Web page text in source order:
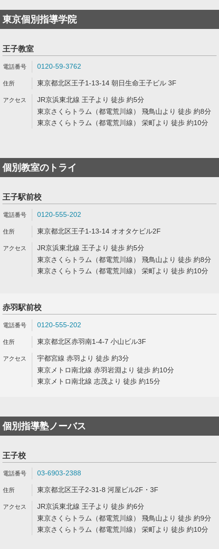
東京個別指導学院
王子教室
0120-59-3762
東京都北区王子1-13-14 朝日生命王子ビル 3F
JR京浜東北線 王子より 徒歩 約5分
東京さくらトラム（都電荒川線） 飛鳥山より 徒歩 約8分
東京さくらトラム（都電荒川線） 栄町より 徒歩 約10分
個別教室のトライ
王子駅前校
0120-555-202
東京都北区王子1-13-14 オオタケビル2F
JR京浜東北線 王子より 徒歩 約5分
東京さくらトラム（都電荒川線） 飛鳥山より 徒歩 約8分
東京さくらトラム（都電荒川線） 栄町より 徒歩 約10分
赤羽駅前校
0120-555-202
東京都北区赤羽南1-4-7 小山ビル3F
宇都宮線 赤羽より 徒歩 約3分
東京メトロ南北線 赤羽岩淵より 徒歩 約10分
東京メトロ南北線 志茂より 徒歩 約15分
個別指導塾ノーバス
王子校
03-6903-2388
東京都北区王子2-31-8 河屋ビル2F・3F
JR京浜東北線 王子より 徒歩 約6分
東京さくらトラム（都電荒川線） 飛鳥山より 徒歩 約9分
東京さくらトラム（都電荒川線） 栄町より 徒歩 約10分